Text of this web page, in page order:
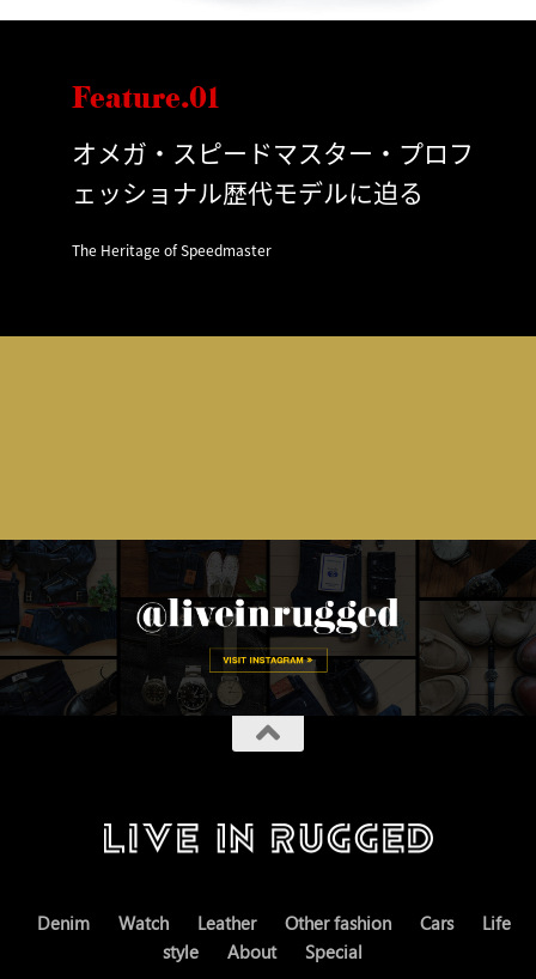
Feature.01
オメガ・スピードマスター・プロフ
ェッショナル歴代モデルに迫る
The Heritage of Speedmaster
Denim Watch Leather Other fashion Cars
Life
style
About Special